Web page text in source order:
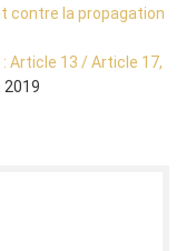
contre la propagation
Article 13 / Article 17,
2019